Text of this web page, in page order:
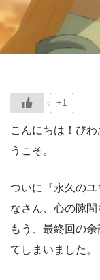
+1
こんにちは！び
うこそ。
ついに『永久の
なさん、心の隙
もう、最終回の
てしまいました。